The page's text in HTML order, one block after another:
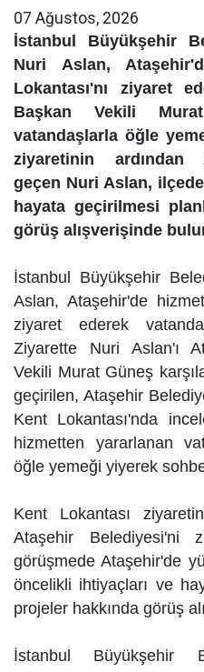
07 Ağustos, 2026
İstanbul Büyükşehir
Nuri Aslan,
Lokantası'nı ziyaret
Başkan Vekili
vatandaşlarla öğle
ziyaretinin ardından
geçen Nuri Aslan,
hayata geçirilmesi
görüş alışverişinde
İstanbul Büyükşehir
Aslan, Ataşehir'de
ziyaret ederek
Ziyarette Nuri Aslan'ı
Vekili Murat Güneş
geçirilen, Ataşehir
Kent Lokantası'nda
hizmetten yararlanan
öğle yemeği yiyerek
Kent Lokantası
Ataşehir Belediyesi'ni
görüşmede Ataşehir'de
öncelikli ihtiyaçları ve
projeler hakkında görüş
İstanbul Büyükşehir